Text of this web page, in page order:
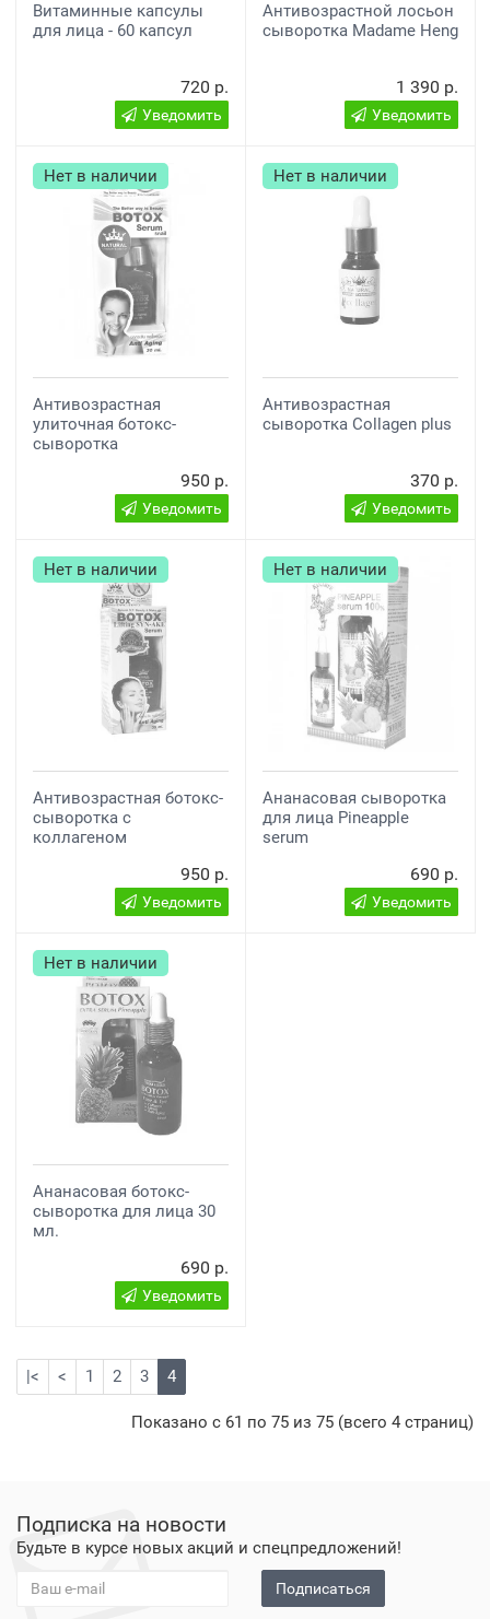
Витаминные капсулы
для лица - 60 капсул
720 р.
Уведомить
Антивозрастной лосьон
сыворотка Madame Heng
1 390 р.
Уведомить
Нет в наличии
Антивозрастная
улиточная ботокс-
сыворотка
950 р.
Уведомить
Нет в наличии
Антивозрастная
сыворотка Collagen plus
370 р.
Уведомить
Нет в наличии
Антивозрастная ботокс-
сыворотка с
коллагеном
950 р.
Уведомить
Нет в наличии
Ананасовая сыворотка
для лица Pineapple
serum
690 р.
Уведомить
Нет в наличии
Ананасовая ботокс-
сыворотка для лица 30
мл.
690 р.
Уведомить
|< < 1 2 3 4
Показано с 61 по 75 из 75 (всего 4 страниц)
Подписка на новости
Будьте в курсе новых акций и спецпредложений!
Подписаться